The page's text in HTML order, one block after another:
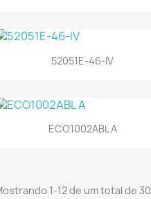
 Vista rápida
52051E-46-IV
 Vista rápida
ECO1002ABL A
1-12 de um total de 30